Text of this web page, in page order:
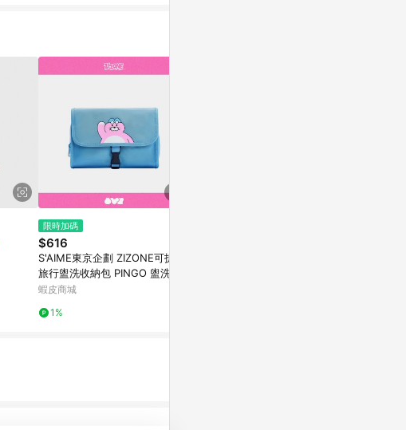
限時加碼
$616
S'AIME東京企劃 ZIZONE可拆式
旅行盥洗收納包 PINGO 盥洗包
蝦皮商城
1%